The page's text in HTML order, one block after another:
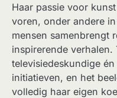
Haar passie voor
voren, onder andere
mensen samenbrengt
inspirerende
televisiedeskundige
initiatieven, en het
volledig haar eigen